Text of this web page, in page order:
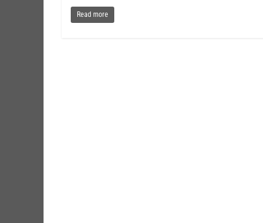
Read more